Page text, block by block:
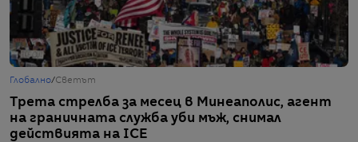
Глобално/Светът
Трета стрелба за месец в Минеаполис, агент
на граничната служба уби мъж, снимал
действията на ICE